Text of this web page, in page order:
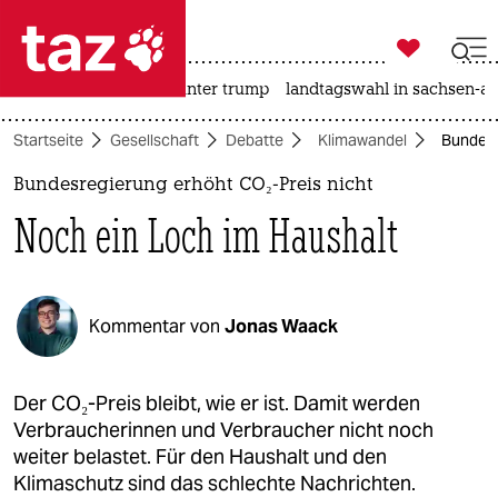
 taz zahl ich
taz zahl ich
politik
öko
gesellschaft
kultur
sport

taz zahl ich
usa unter trump landtagswahl in sachsen-
Startseite Gesellschaft Debatte Klimawandel
Bundesregierung erhöht CO₂-Preis nicht
Noch ein Loch im Haushalt
Kommentar von Jonas Waack
Der CO₂-Preis bleibt, wie er ist. Damit werden
Verbraucherinnen und Verbraucher nicht noch
weiter belastet. Für den Haushalt und den
Klimaschutz sind das schlechte Nachrichten.